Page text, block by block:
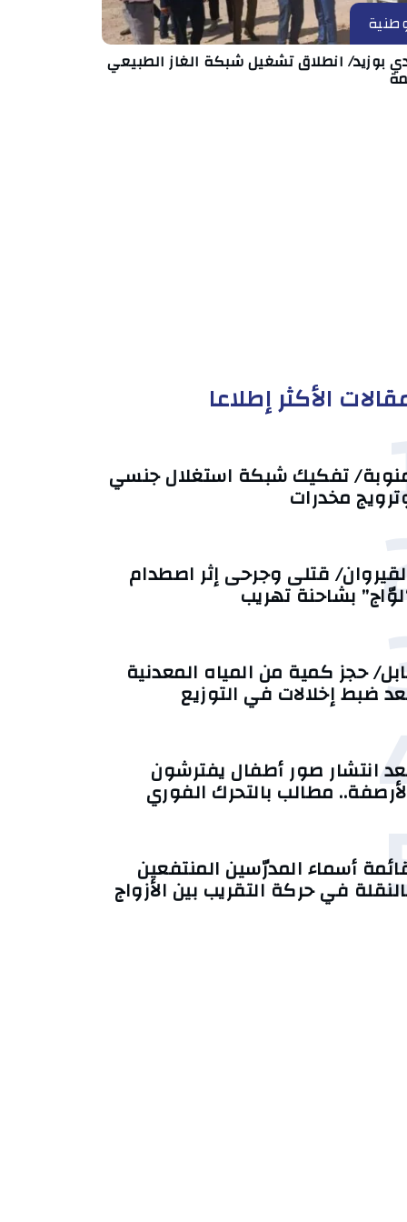
بوزيد/ انطلاق تشغيل شبكة الغاز الطبيعي
الأكثر إطلاعا
تفكيك شبكة استغلال جنسي
مخدرات
قتلى وجرحى إثر اصطدام
بشاحنة تهريب
حجز كمية من المياه المعدنية
ضبط إخلالات في التوزيع
انتشار صور أطفال يفترشون
مطالب بالتحرك الفوري
أسماء المدرّسين المنتفعين
في حركة التقريب بين الأزواج